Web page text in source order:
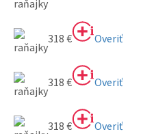
318 € Overiť
318 € Overiť
318 € Overiť